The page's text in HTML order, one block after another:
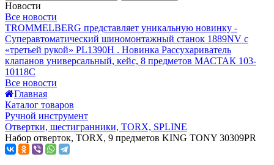
Новости
Все новости
TROMMELBERG представляет уникальную новинку -
Суперавтоматический шиномонтажный станок 1889NV с
«третьей рукой» PL1390H . Новинка Рассухариватель
клапанов универсальный, кейс, 8 предметов МАСТАК 103-
10118C
Все новости
Главная
Каталог товаров
Ручной инструмент
Отвертки, шестигранники, TORX, SPLINE
Набор отверток, TORX, 9 предметов KING TONY 30309PR